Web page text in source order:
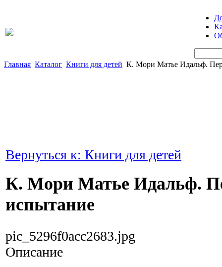
Главная Каталог Книги для детей К. Мори Матье Идальф.
Вернуться к: Книги для детей
К. Мори Матье Идальф.
испытание
pic_5296f0acc2683.jpg
Описание